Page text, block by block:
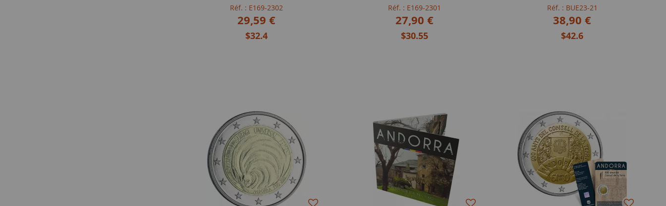
Réf. : E169-2302
29,59 €
$32.4
Réf. : E169-2301
27,90 €
$30.55
Réf. : BUE23-21
38,90 €
$42.6